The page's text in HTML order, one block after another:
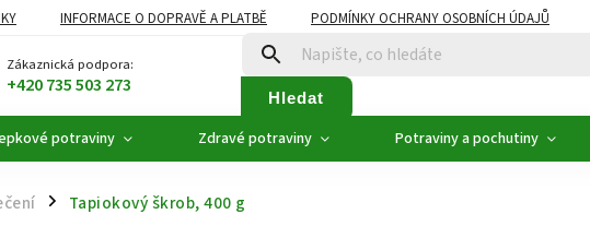
INFORMACE O DOPRAVĚ A PLATBĚ PODMÍNKY OCHRANY OSOBNÍCH ÚDAJŮ
ZDRAVÉ POTRAVINY NOVINKY AKCE, SLEVY
Zákaznická podpora:
+420 735 503 273 Hledat
potraviny Zdravé potraviny Potraviny a pochutiny
/ Tapiokový škrob, 400 g